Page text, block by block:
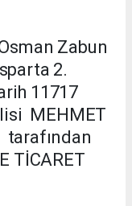
Zabun
2.
11717
MEHMET
tarafından
TİCARET